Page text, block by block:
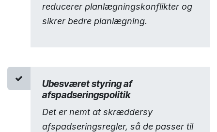
reducerer planlægningskonflikter og
sikrer bedre planlægning.
Ubesværet styring af
afspadseringspolitik
Det er nemt at skræddersy
afspadseringsregler, så de passer til